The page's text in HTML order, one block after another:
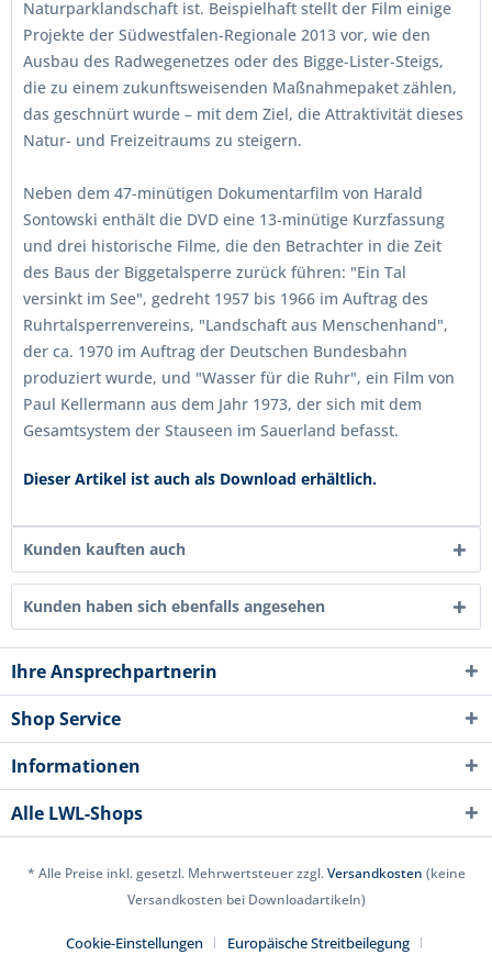
Naturparklandschaft ist. Beispielhaft stellt der Film einige
Projekte der Südwestfalen-Regionale 2013 vor, wie den
Ausbau des Radwegenetzes oder des Bigge-Lister-Steigs,
die zu einem zukunftsweisenden Maßnahmepaket zählen,
das geschnürt wurde – mit dem Ziel, die Attraktivität dieses
Natur- und Freizeitraums zu steigern.
Neben dem 47-minütigen Dokumentarfilm von Harald
Sontowski enthält die DVD eine 13-minütige Kurzfassung
und drei historische Filme, die den Betrachter in die Zeit
des Baus der Biggetalsperre zurück führen: "Ein Tal
versinkt im See", gedreht 1957 bis 1966 im Auftrag des
Ruhrtalsperrenvereins, "Landschaft aus Menschenhand",
der ca. 1970 im Auftrag der Deutschen Bundesbahn
produziert wurde, und "Wasser für die Ruhr", ein Film von
Paul Kellermann aus dem Jahr 1973, der sich mit dem
Gesamtsystem der Stauseen im Sauerland befasst.
Dieser Artikel ist auch als Download erhältlich.
Kunden kauften auch
Kunden haben sich ebenfalls angesehen
Ihre Ansprechpartnerin
Shop Service
Informationen
Alle LWL-Shops
* Alle Preise inkl. gesetzl. Mehrwertsteuer zzgl.Versandkosten (keine
Versandkosten bei Downloadartikeln)
Cookie-Einstellungen
Europäische Streitbeilegung